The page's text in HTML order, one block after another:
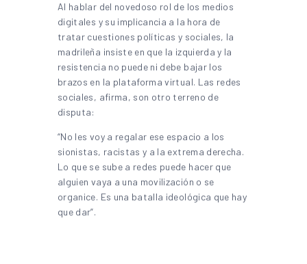
Al hablar del novedoso rol de los medios
digitales y su implicancia a la hora de
tratar cuestiones políticas y sociales, la
madrileña insiste en que la izquierda y la
resistencia no puede ni debe bajar los
brazos en la plataforma virtual. Las redes
sociales, afirma, son otro terreno de
disputa:
“No les voy a regalar ese espacio a los
sionistas, racistas y a la extrema derecha.
Lo que se sube a redes puede hacer que
alguien vaya a una movilización o se
organice. Es una batalla ideológica que hay
que dar”.